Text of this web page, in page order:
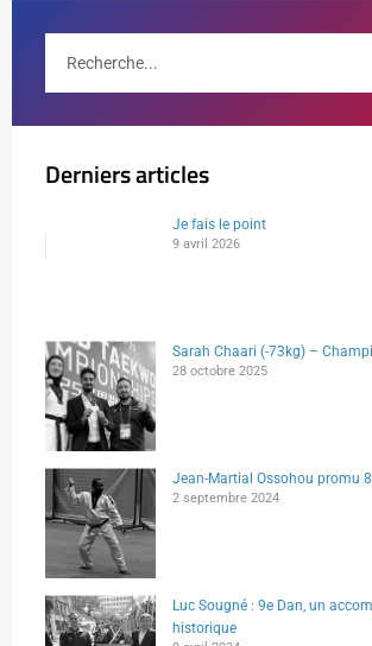
Derniers articles
Je fais le point
9 avril 2026
Sarah Chaari (-73kg) –
28 octobre 2025
Jean-Martial Ossohou promu
2 septembre 2024
Luc Sougné : 9e Dan, un
historique